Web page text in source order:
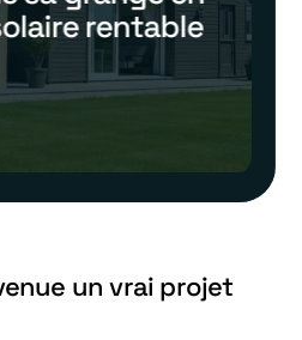
rentable
un vrai projet